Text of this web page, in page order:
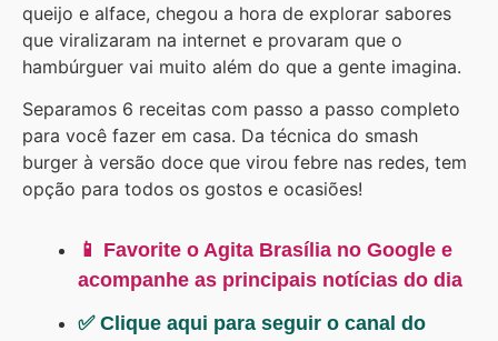
queijo e alface, chegou a hora de explorar sabores
que viralizaram na internet e provaram que o
hambúrguer vai muito além do que a gente imagina.
Separamos 6 receitas com passo a passo completo
para você fazer em casa. Da técnica do smash
burger à versão doce que virou febre nas redes, tem
opção para todos os gostos e ocasiões!
📱 Favorite o Agita Brasília no Google e
acompanhe as principais notícias do dia
✅ Clique aqui para seguir o canal do